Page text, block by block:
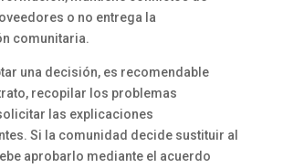
o no entrega la
comunitaria.
una decisión, es recomendable
recopilar los problemas
las explicaciones
Si la comunidad decide sustituir al
aprobarlo mediante el acuerdo